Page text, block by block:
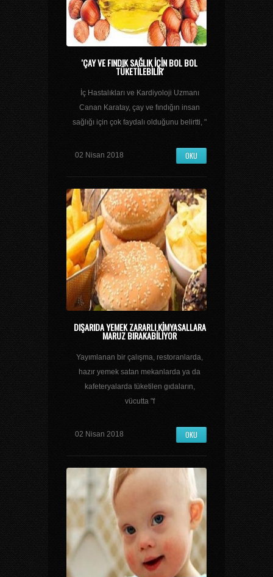
'ÇAY VE FINDIK SAĞLIK IÇIN BOL BOL
TÜKETILEBILIR'
İç Hastalıkları ve Kardiyoloji Uzmanı
Canan Karatay, çay ve fındığın insan
sağlığı için çok faydalı olduğunu belirtti, "
02 Nisan 2018 OKU
DIŞARIDA YEMEK ZARARLI KIMYASALLARA
MARUZ BIRAKABILIYOR
Yayımlanan bir çalışma, restoranlarda,
hazır yemek satan mekanlarda ya da
kafeteryalarda tüketilen gıdaların,
vücutta "f
02 Nisan 2018 OKU